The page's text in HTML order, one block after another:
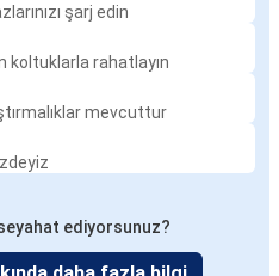
şarj edin
koltuklarla rahatlayın
mevcuttur
ediyorsunuz?